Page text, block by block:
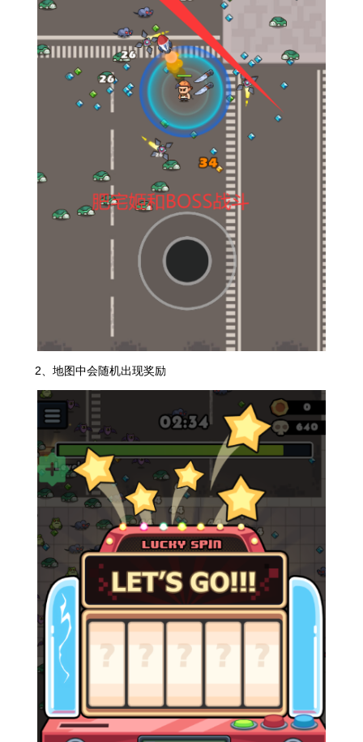
2、地图中会随机出现奖励